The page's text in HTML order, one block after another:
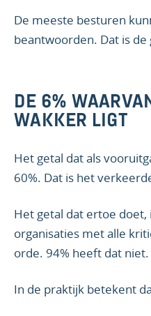
De meeste besturen
beantwoorden. Dat is de
DE 6%
WAKKER LIGT
Het getal dat als
60%. Dat is het
Het getal dat ertoe doet,
organisaties met alle
orde. 94% heeft dat niet.
In de praktijk betekent